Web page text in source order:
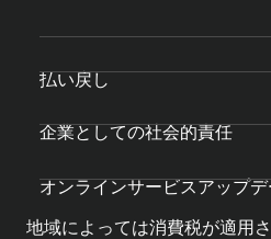
払い戻し
企業としての社会的責任
オンラインサービスアップデ
地域によっては消費税が適用